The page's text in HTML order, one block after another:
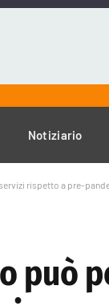
Notiziario
rispetto a pre-
può